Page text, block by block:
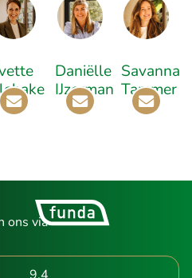
Daniëlle
IJzerman
Savanna
Tammer
ons via